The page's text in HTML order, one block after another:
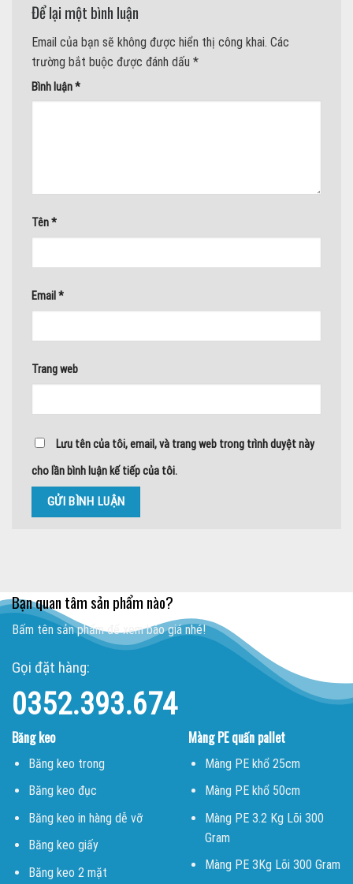
Để lại một bình luận
Email của bạn sẽ không được hiển thị công khai. Các
trường bắt buộc được đánh dấu *
Bình luận*
Tên*
Email *
Trang web
Lưu tên của tôi, email, và trang web trong trình duyệt này
cho lần bình luận kế tiếp của tôi.
Bạn quan tâm sản phẩm nào?
Bấm tên sản phẩm để xem báo giá nhé!
Gọi đặt hàng:
0352.393.674
Băng keo
Băng keo trong
Băng keo đục
Băng keo in hàng dễ vỡ
Băng keo giấy
Băng keo 2 mặt
Màng PE quấn pallet
Màng PE khổ 25cm
Màng PE khổ 50cm
Màng PE 3.2 Kg Lõi 300
Gram
Màng PE 3Kg Lõi 300 Gram